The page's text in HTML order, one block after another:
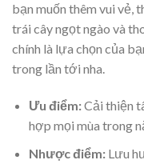
bạn muốn thêm vui vẻ,
trái cây ngọt ngào và
chính là lựa chọn của
trong lần tới nha.
Ưu điểm:Cải thiện
hợp mọi mùa trong
Nhược điểm:Lưu